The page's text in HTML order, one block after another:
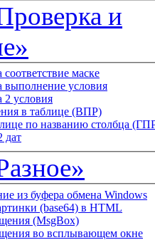
и
маске
выполнение условия
2 условия
в таблице (ВПР)
по названию столбца
дат
из буфера обмена Windows
(base64) в HTML
(MsgBox)
во всплывающем окне